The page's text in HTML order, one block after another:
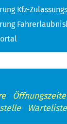
Kfz-
Warteliste